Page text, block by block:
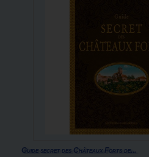
Guide secret des Châteaux Forts de...